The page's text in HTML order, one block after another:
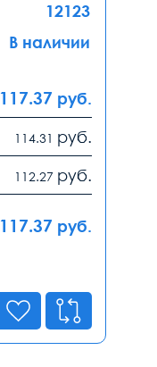
12123
В наличии
117.37 руб.
114.31 руб.
112.27 руб.
117.37 руб.